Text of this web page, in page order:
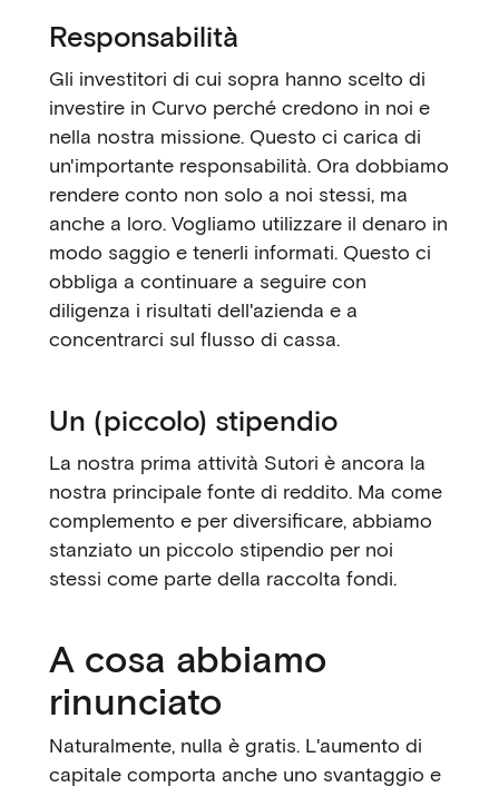
Responsabilità
Gli investitori di cui sopra hanno scelto di
investire in Curvo perché credono in noi e
nella nostra missione. Questo ci carica di
un'importante responsabilità. Ora dobbiamo
rendere conto non solo a noi stessi, ma
anche a loro. Vogliamo utilizzare il denaro in
modo saggio e tenerli informati. Questo ci
obbliga a continuare a seguire con
diligenza i risultati dell'azienda e a
concentrarci sul flusso di cassa.
Un (piccolo) stipendio
La nostra prima attività Sutori è ancora la
nostra principale fonte di reddito. Ma come
complemento e per diversificare, abbiamo
stanziato un piccolo stipendio per noi
stessi come parte della raccolta fondi.
A cosa abbiamo
rinunciato
Naturalmente, nulla è gratis. L'aumento di
capitale comporta anche uno svantaggio e